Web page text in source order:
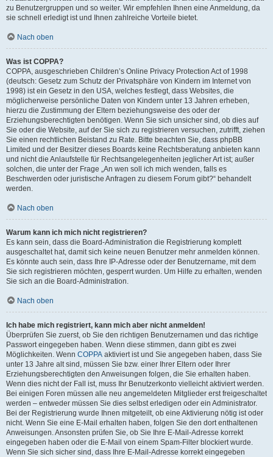
zu Benutzergruppen und so weiter. Wir empfehlen Ihnen eine Anmeldung, da
sie schnell erledigt ist und Ihnen zahlreiche Vorteile bietet.
Nach oben
Was ist COPPA?
COPPA, ausgeschrieben Children’s Online Privacy Protection Act of 1998
(deutsch: Gesetz zum Schutz der Privatsphäre von Kindern im Internet von
1998) ist ein Gesetz in den USA, welches festlegt, dass Websites, die
möglicherweise persönliche Daten von Kindern unter 13 Jahren erheben,
hierzu die Zustimmung der Eltern beziehungsweise des oder der
Erziehungsberechtigten benötigen. Wenn Sie sich unsicher sind, ob dies auf
Sie oder die Website, auf der Sie sich zu registrieren versuchen, zutrifft, ziehen
Sie einen rechtlichen Beistand zu Rate. Bitte beachten Sie, dass phpBB
Limited und der Besitzer dieses Boards keine Rechtsberatung anbieten kann
und nicht die Anlaufstelle für Rechtsangelegenheiten jeglicher Art ist; außer
solchen, die unter der Frage „An wen soll ich mich wenden, falls es
Beschwerden oder juristische Anfragen zu diesem Forum gibt?“ behandelt
werden.
Nach oben
Warum kann ich mich nicht registrieren?
Es kann sein, dass die Board-Administration die Registrierung komplett
ausgeschaltet hat, damit sich keine neuen Benutzer mehr anmelden können.
Es könnte auch sein, dass Ihre IP-Adresse oder der Benutzername, mit dem
Sie sich registrieren möchten, gesperrt wurden. Um Hilfe zu erhalten, wenden
Sie sich an die Board-Administration.
Nach oben
Ich habe mich registriert, kann mich aber nicht anmelden!
Überprüfen Sie zuerst, ob Sie den richtigen Benutzernamen und das richtige
Passwort eingegeben haben. Wenn diese stimmen, dann gibt es zwei
Möglichkeiten. Wenn COPPA aktiviert ist und Sie angegeben haben, dass Sie
unter 13 Jahre alt sind, müssen Sie bzw. einer Ihrer Eltern oder Ihrer
Erziehungsberechtigten den Anweisungen folgen, die Sie erhalten haben.
Wenn dies nicht der Fall ist, muss Ihr Benutzerkonto vielleicht aktiviert werden.
Bei einigen Foren müssen alle neu angemeldeten Mitglieder erst freigeschaltet
werden – entweder müssen Sie dies selbst erledigen oder ein Administrator.
Bei der Registrierung wurde Ihnen mitgeteilt, ob eine Aktivierung nötig ist oder
nicht. Wenn Sie eine E-Mail erhalten haben, folgen Sie den dort enthaltenen
Anweisungen. Ansonsten prüfen Sie, ob Sie Ihre E-Mail-Adresse korrekt
eingegeben haben oder die E-Mail von einem Spam-Filter blockiert wurde.
Wenn Sie sich sicher sind, dass Ihre E-Mail-Adresse korrekt eingegeben